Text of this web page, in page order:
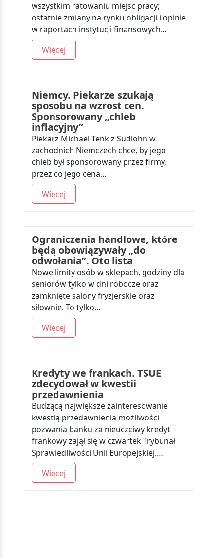
wszystkim ratowaniu miejsc pracy;
ostatnie zmiany na rynku obligacji i opinie
w raportach instytucji finansowych…
Więcej
Niemcy. Piekarze szukają
sposobu na wzrost cen.
Sponsorowany „chleb
inflacyjny”
Piekarz Michael Tenk z Südlohn w
zachodnich Niemczech chce, by jego
chleb był sponsorowany przez firmy,
przez co jego cena…
Więcej
Ograniczenia handlowe, które
będą obowiązywały „do
odwołania”. Oto lista
Nowe limity osób w sklepach, godziny dla
seniorów tylko w dni robocze oraz
zamknięte salony fryzjerskie oraz
siłownie. To tylko…
Więcej
Kredyty we frankach. TSUE
zdecydował w kwestii
przedawnienia
Budzącą największe zainteresowanie
kwestią przedawnienia możliwości
pozwania banku za nieuczciwy kredyt
frankowy zajął się w czwartek Trybunał
Sprawiedliwości Unii Europejskiej.…
Więcej